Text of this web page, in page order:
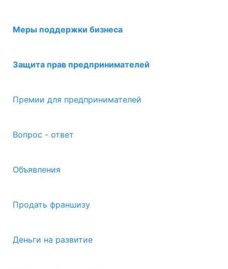
Меры поддержки бизнеса
Защита прав предпринимателей
Премии для предпринимателей
Вопрос - ответ
Объявления
Продать франшизу
Деньги на развитие